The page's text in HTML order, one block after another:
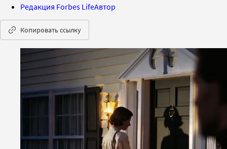
Редакция Forbes LifeАвтор
Копировать ссылку